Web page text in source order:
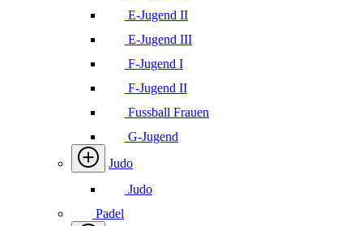
E-Jugend II
E-Jugend III
F-Jugend I
F-Jugend II
Fussball Frauen
G-Jugend
Judo
Judo
Padel